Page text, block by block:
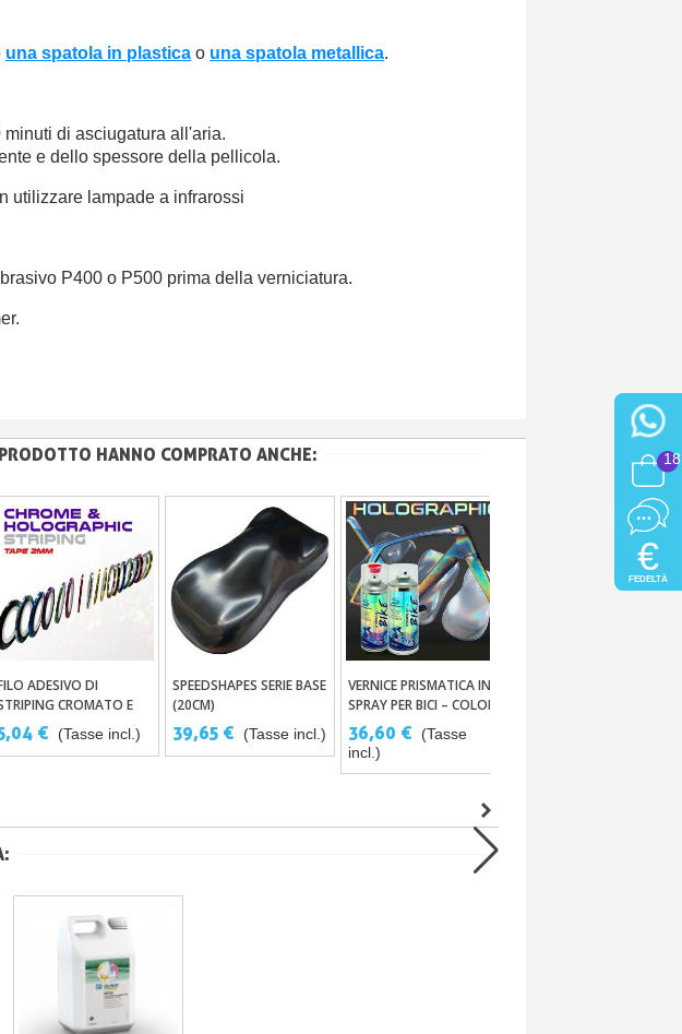
una spatola in plastica o una spatola metallica.
di asciugatura all'aria.
e dello spessore della pellicola.
utilizzare lampade a infrarossi
P400 o P500 prima della verniciatura.
HANNO COMPRATO ANCHE:
Aggiungi Al Carrello
ADESIVO DI
CROMATO E
NASTRO
2MM X 20 M
€ (Tasse incl.)
Aggiungi Al Carrello
SPEEDSHAPES SERIE BASE
(20CM)
39,65 € (Tasse incl.)
Aggiungi Al Carrello
VERNICE PRISMATICA IN
SPRAY PER BICI – COLORI
GRAPHIC 400ML -
STARDUST BIKE
36,60 €
(Tasse
incl.)
18
€
FEDELTÀ